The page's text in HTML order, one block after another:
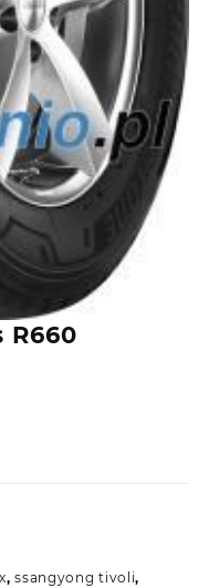
R660
,ssangyong tivoli,